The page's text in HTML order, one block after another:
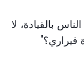
بالقيادة، لا
فيراري؟"